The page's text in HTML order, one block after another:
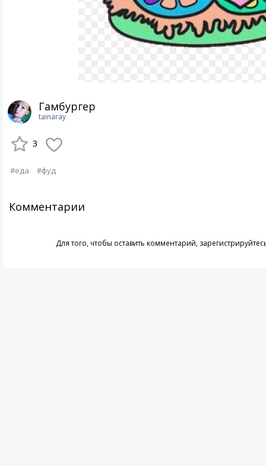
Гамбургер
tainaray
3
#еда #фуд
Комментарии
Для того, чтобы оставить комментарий,